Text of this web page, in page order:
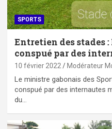
SPORTS
Entretien des stades
conspué par des
10 février 2022 Modérateur
Le ministre gabonais des
conspué par des internautes
du…